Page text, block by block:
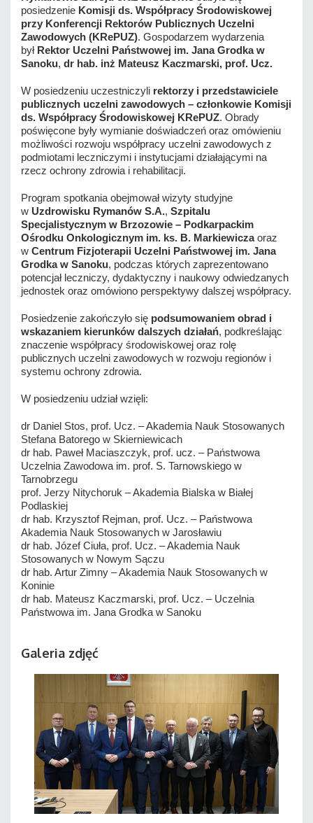
posiedzenie Komisji ds. Współpracy Środowiskowej
przy Konferencji Rektorów Publicznych Uczelni
Zawodowych (KRePUZ). Gospodarzem wydarzenia
był Rektor Uczelni Państwowej im. Jana Grodka w
Sanoku, dr hab. inż Mateusz Kaczmarski, prof. Ucz.
W posiedzeniu uczestniczyli rektorzy i przedstawiciele
publicznych uczelni zawodowych – członkowie Komisji
ds. Współpracy Środowiskowej KRePUZ. Obrady
poświęcone były wymianie doświadczeń oraz omówieniu
możliwości rozwoju współpracy uczelni zawodowych z
podmiotami leczniczymi i instytucjami działającymi na
rzecz ochrony zdrowia i rehabilitacji.
Program spotkania obejmował wizyty studyjne
w Uzdrowisku Rymanów S.A., Szpitalu
Specjalistycznym w Brzozowie – Podkarpackim
Ośrodku Onkologicznym im. ks. B. Markiewiczaoraz
w Centrum Fizjoterapii Uczelni Państwowej im. Jana
Grodka w Sanoku, podczas których zaprezentowano
potencjał leczniczy, dydaktyczny i naukowy odwiedzanych
jednostek oraz omówiono perspektywy dalszej współpracy.
Posiedzenie zakończyło się podsumowaniem obrad i
wskazaniem kierunków dalszych działań, podkreślając
znaczenie współpracy środowiskowej oraz rolę
publicznych uczelni zawodowych w rozwoju regionów i
systemu ochrony zdrowia.
W posiedzeniu udział wzięli:
dr Daniel Stos, prof. Ucz. – Akademia Nauk Stosowanych
Stefana Batorego w Skierniewicach
dr hab. Paweł Maciaszczyk, prof. ucz. – Państwowa
Uczelnia Zawodowa im. prof. S. Tarnowskiego w
Tarnobrzegu
prof. Jerzy Nitychoruk – Akademia Bialska w Białej
Podlaskiej
dr hab. Krzysztof Rejman, prof. Ucz. – Państwowa
Akademia Nauk Stosowanych w Jarosławiu
dr hab. Józef Ciuła, prof. Ucz. – Akademia Nauk
Stosowanych w Nowym Sączu
dr hab. Artur Zimny – Akademia Nauk Stosowanych w
Koninie
dr hab. Mateusz Kaczmarski, prof. Ucz. – Uczelnia
Państwowa im. Jana Grodka w Sanoku
Galeria zdjęć